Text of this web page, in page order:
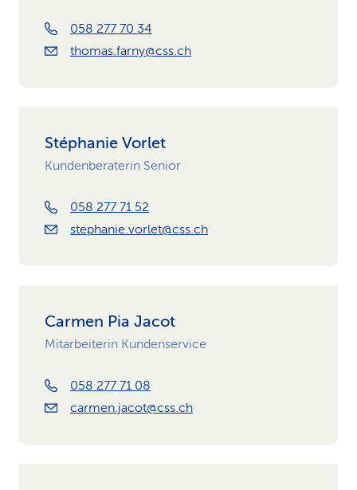
058 277 70 34
thomas.farny@css.ch
Stéphanie Vorlet
Kundenberaterin Senior
058 277 71 52
stephanie.vorlet@css.ch
Carmen Pia Jacot
Mitarbeiterin Kundenservice
058 277 71 08
carmen.jacot@css.ch